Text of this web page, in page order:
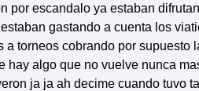
por escandalo ya estaban
gastando a cuenta los
a torneos cobrando por supuesto
hay algo que no vuelve nunca
ja ja ah decime cuando tuvo